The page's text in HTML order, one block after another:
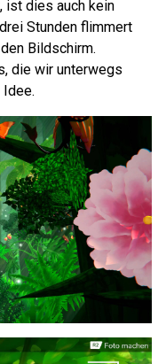
ist dies auch kein
Stunden flimmert
Bildschirm.
die wir unterwegs